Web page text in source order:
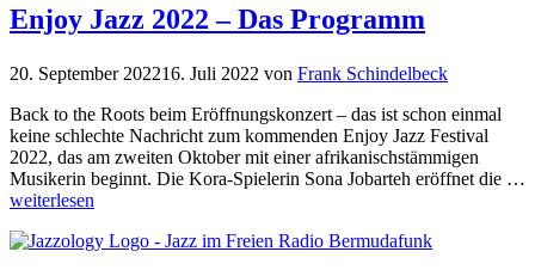
Enjoy Jazz 2022 – Das Programm
20. September 202216. Juli 2022 von Frank Schindelbeck
Back to the Roots beim Eröffnungskonzert – das ist schon einmal
keine schlechte Nachricht zum kommenden Enjoy Jazz Festival
2022, das am zweiten Oktober mit einer afrikanischstämmigen
Musikerin beginnt. Die Kora-Spielerin Sona Jobarteh eröffnet die …
weiterlesen